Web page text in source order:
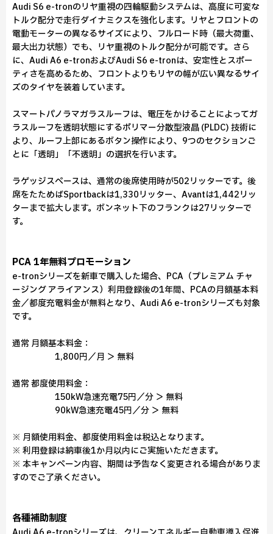
Audi S6 e-tronのリヤ重視の四輪駆動システムは、高度に可変な
トルク配分で走行ダイナミクスを強化します。リヤとフロントの
電動モーターの異なるサイズにより、フルロード時（最大荷重、
最大出力状態）でも、リヤ重視のトルク配分が可能です。さら
に、Audi A6 e-tronおよびAudi S6 e-tronは、安定性とスポー
ティさを高めるため、フロントよりもリヤの幅が広い異なるサイ
ズのタイヤを装着しています。
スマートパノラマガラスルーフは、電圧をかけることによってガ
ラスルーフを透明状態にするポリマー分散型液晶 (PLDC) 技術に
より、ルーフ上部にあるボタン操作により、9つのセクションご
とに「透明」「不透明」の選択を行います。
ラゲッジスペースは、通常の後席使用時が502リッターです。後
席をたためばSportbackは1,330リッター、Avantは1,442リッ
ターまで拡大します。ボンネット下のフランクは27リッターで
す。
PCA 1年無料プロモーション
e-tronシリーズを新車で購入した場合、PCA（プレミアム チャ
ージング アライアンス）利用登録後の1年間、PCAの月額基本料
金／都度充電料金が無料となり、Audi A6 e-tronシリーズも対象
です。
通常 月額基本料金：
1,800円／月 ＞ 無料
通常 都度使用料金：
150kW急速充電75円／分 ＞ 無料
90kW急速充電45円／分 ＞ 無料
※ 月額使用料金、都度使用料金は税込となります。
※ 利用登録は納車後1か月以内にご実施いただきます。
※ 本キャンペーン内容、期間は予告なく変更される場合がありま
すのでご了承ください。
各種補助制度